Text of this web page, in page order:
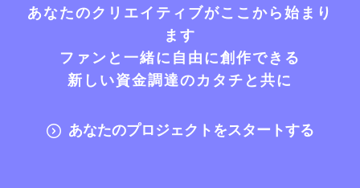
あなたのクリエイティブがここから始まり
ます
ファンと一緒に自由に創作できる
新しい資金調達のカタチと共に
あなたのプロジェクトをスタートする